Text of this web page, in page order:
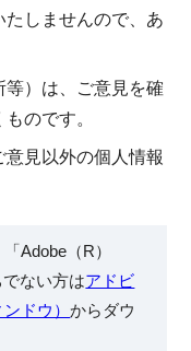
たしませんので、あ
等）は、ご意見を確
のです。
見以外の個人情報
Adobe（R）
ない方はアドビ
ンドウ）からダウ